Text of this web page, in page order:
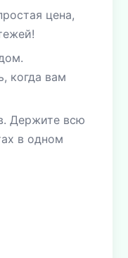
цена,
когда вам
Держите всю
в одном